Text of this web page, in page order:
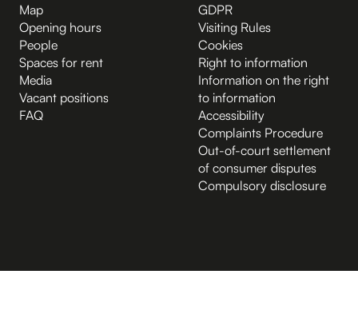
Map
Opening hours
People
Spaces for rent
Media
Vacant positions
FAQ
GDPR
Visiting Rules
Cookies
Right to information
Information on the right
to information
Accessibility
Complaints Procedure
Out-of-court settlement
of consumer disputes
Compulsory disclosure